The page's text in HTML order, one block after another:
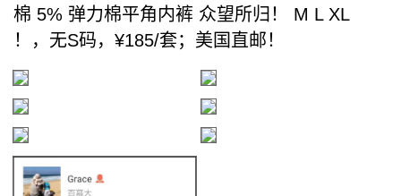
棉 5% 弹力棉平角内裤 众望所归！ M L XL
！，无S码，¥185/套；美国直邮！